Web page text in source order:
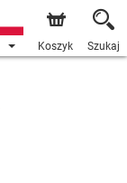
Koszyk Szukaj